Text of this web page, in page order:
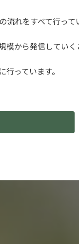
れをすべて行って
から発信していく
っています。